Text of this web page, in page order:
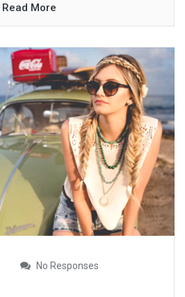
Read More
No Responses